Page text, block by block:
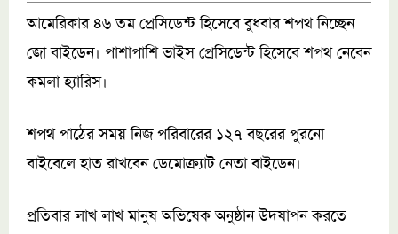
আমেরিকার ৪৬ তম প্রেসিডেন্ট হিসেবে বুধবার শপথ নিচ্ছেন
জো বাইডেন। পাশাপাশি ভাইস প্রেসিডেন্ট হিসেবে শপথ নেবেন
কমলা হ্যারিস।
শপথ পাঠের সময় নিজ পরিবারের ১২৭ বছরের পুরনো
বাইবেলে হাত রাখবেন ডেমোক্র্যাট নেতা বাইডেন।
প্রতিবার লাখ লাখ মানুষ অভিষেক অনুষ্ঠান উদযাপন করতে